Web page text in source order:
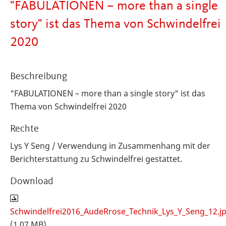
"FABULATIONEN – more than a single
story" ist das Thema von Schwindelfrei
2020
Beschreibung
"FABULATIONEN – more than a single story" ist das
Thema von Schwindelfrei 2020
Rechte
Lys Y Seng / Verwendung in Zusammenhang mit der
Berichterstattung zu Schwindelfrei gestattet.
Download